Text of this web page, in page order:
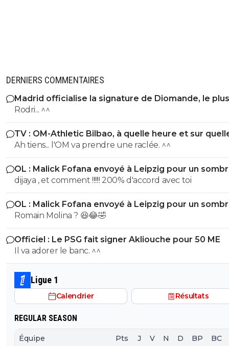
DERNIERS COMMENTAIRES
Madrid officialise la signature de Diomande, le
transfert de son histoire
Rodri... ^^
TV : OM-Athletic Bilbao, à quelle heure et sur
chaîne ?
Ah tiens... l'OM va prendre une raclée. ^^
OL : Malick Fofana envoyé à Leipzig pour un
accord
dijaya , et comment !!!!!! 200% d'accord avec toi
OL : Malick Fofana envoyé à Leipzig pour un
accord
Romain Molina ? 😆😂🤣
Officiel : Le PSG fait signer Akliouche pour 50 ME
Il va adorer le banc. ^^
Ligue 1
Calendrier Résultats
REGULAR SEASON
Équipe Pts J V N D BP BC